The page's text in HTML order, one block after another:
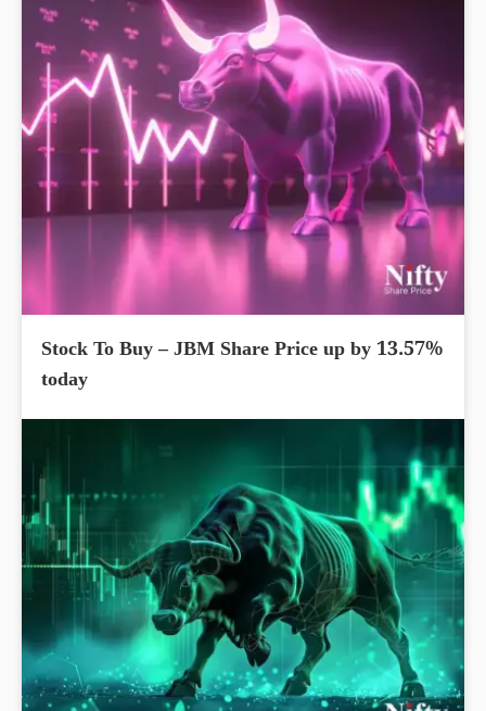
Stock To Buy – JBM Share Price up by 13.57%
today